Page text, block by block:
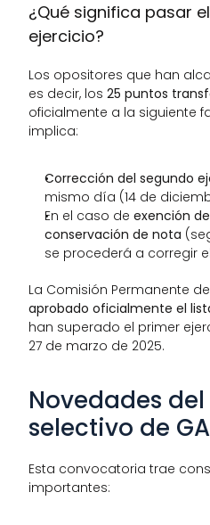
¿Qué significa pasar
ejercicio?
Los opositores que han
es decir, los 25 puntos
oficialmente a la siguiente
implica:
Corrección del segundo
mismo día (14 de
En el caso de exención
conservación de nota
se procederá a corregir
aprobado oficialmente el
han superado el primer
27 de marzo de 2025.
Novedades
selectivo de
Esta convocatoria trae
importantes: